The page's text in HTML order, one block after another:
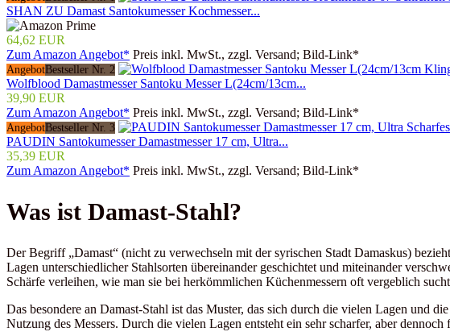
SHAN ZU Damast Santokumesser Kochmesser...
64,62 EUR
Zum Amazon Angebot* Preis inkl. MwSt., zzgl. Versand; Bild-Link*
AngebotBestseller Nr. 2
Wolfblood Damastmesser Santoku Messer L(24cm/13cm...
39,90 EUR
Zum Amazon Angebot* Preis inkl. MwSt., zzgl. Versand; Bild-Link*
AngebotBestseller Nr. 3
PAUDIN Santokumesser Damastmesser 17 cm, Ultra...
35,39 EUR
Zum Amazon Angebot* Preis inkl. MwSt., zzgl. Versand; Bild-Link*
Was ist Damast-Stahl?
Der Begriff „Damast“ (nicht zu verwechseln mit der syrischen Stadt Damaskus)
Lagen unterschiedlicher Stahlsorten übereinander geschichtet und miteinander
Schärfe verleihen, wie man sie bei herkömmlichen Küchenmessern oft vergeblich
Das besondere an Damast-Stahl ist das Muster, das sich durch die vielen Lagen und
Nutzung des Messers. Durch die vielen Lagen entsteht ein sehr scharfer, aber